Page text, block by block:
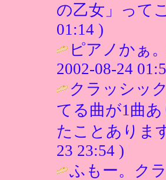
の乙女」って
01:14 )
ピアノかぁ
2002-08-24
クラッシッ
てる曲が1曲
たことありま
23 23:54 )
ふもー。ク